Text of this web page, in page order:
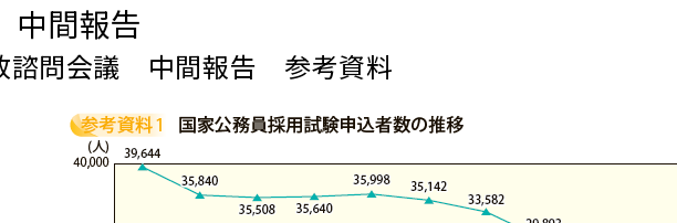
間報告
諮問会議 中間報告 参考資料